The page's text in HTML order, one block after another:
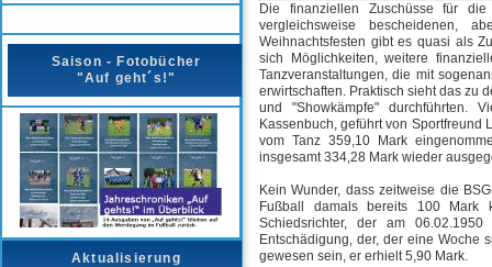
Saison - Fotobücher
"Auf geht´s!"
Aktualisierung
Die finanziellen Zuschüsse für
vergleichsweise bescheidenen,
Weihnachtsfesten gibt es quasi als
sich Möglichkeiten, weitere
Tanzveranstaltungen, die mit
erwirtschaften. Praktisch sieht das zu
und "Showkämpfe"
Kassenbuch, geführt von Sportfreund
vom Tanz 359,10 Mark
insgesamt 334,28 Mark wieder
Kein Wunder, dass zeitweise die
Fußball damals bereits 100
Schiedsrichter, der am
Entschädigung, der, der eine Woche
gewesen sein, er erhielt 5,90 Mark.